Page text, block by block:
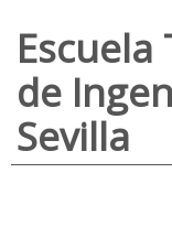
de
Sevilla